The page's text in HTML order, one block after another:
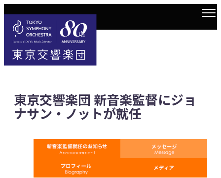
東京交響楽団 新音楽監督にジョ
ナサン・ノットが就任